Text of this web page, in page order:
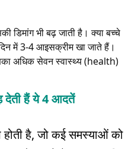
डिमांग भी बढ़ जाती है। क्या बच्चे
में 3-4 आइसक्रीम खा जाते हैं।
अधिक सेवन स्वास्थ्य (health)
देती हैं ये 4 आदतें
है, जो कई समस्याओं को